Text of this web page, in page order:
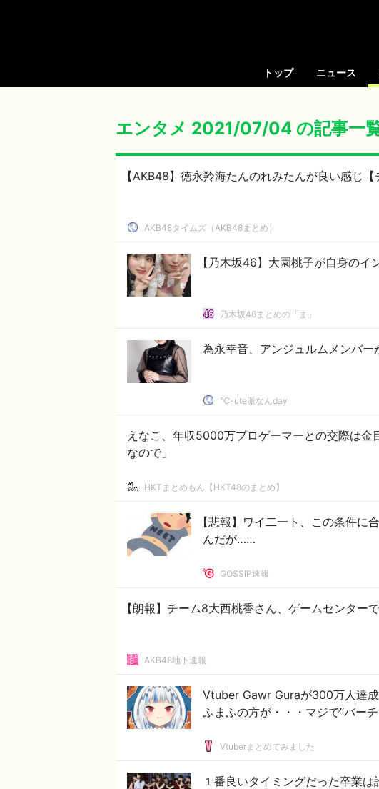
トップ ニュース
エンタメ 2021/07/04 の記事一
【AKB48】徳永羚海たんのれみたんが良い感じ【
AKB48タイムズ（AKB48まとめ）
【乃木坂46】大園桃子が自身のイ
乃木坂46まとめの「ま」
為永幸音、アンジュルムメンバ
℃-ute派なんday
えなこ、年収5000万プロゲーマーとの交際は
なので」
HKTまとめもん【HKT48のまとめ】
【悲報】ワイ二一ト、この条件に
んだが……
GOSSIP速報
【朗報】チーム8大西桃香さん、ゲームセンター
AKB48地下速報
Vtuber Gawr Guraが300万人達
ふまふの方が・・・マジで”バー
Vtuberまとめてみました
１番良いタイミングだった卒業は